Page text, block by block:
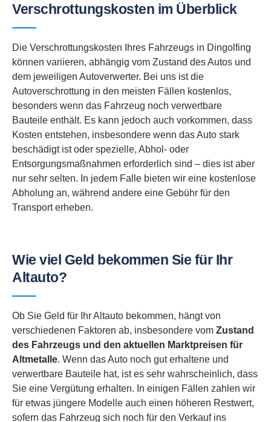
Verschrottungskosten im Überblick
Die Verschrottungskosten Ihres Fahrzeugs in Dingolfing
können variieren, abhängig vom Zustand des Autos und
dem jeweiligen Autoverwerter. Bei uns ist die
Autoverschrottung in den meisten Fällen kostenlos,
besonders wenn das Fahrzeug noch verwertbare
Bauteile enthält. Es kann jedoch auch vorkommen, dass
Kosten entstehen, insbesondere wenn das Auto stark
beschädigt ist oder spezielle, Abhol- oder
Entsorgungsmaßnahmen erforderlich sind – dies ist aber
nur sehr selten. In jedem Falle bieten wir eine kostenlose
Abholung an, während andere eine Gebühr für den
Transport erheben.
Wie viel Geld bekommen Sie für Ihr
Altauto?
Ob Sie Geld für Ihr Altauto bekommen, hängt von
verschiedenen Faktoren ab, insbesondere vom Zustand
des Fahrzeugs und den aktuellen Marktpreisen für
Altmetalle. Wenn das Auto noch gut erhaltene und
verwertbare Bauteile hat, ist es sehr wahrscheinlich, dass
Sie eine Vergütung erhalten. In einigen Fällen zahlen wir
für etwas jüngere Modelle auch einen höheren Restwert,
sofern das Fahrzeug sich noch für den Verkauf ins